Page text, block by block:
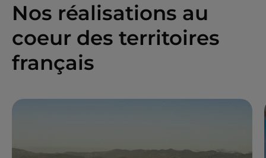
Nos réalisations au
coeur des territoires
français